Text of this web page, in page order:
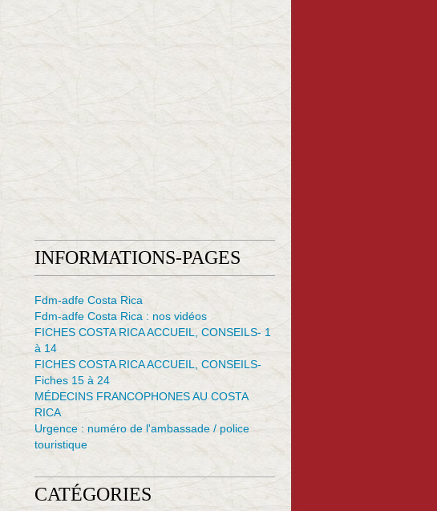
INFORMATIONS-PAGES
Fdm-adfe Costa Rica
Fdm-adfe Costa Rica : nos vidéos
FICHES COSTA RICA ACCUEIL, CONSEILS- 1
à 14
FICHES COSTA RICA ACCUEIL, CONSEILS-
Fiches 15 à 24
MÉDECINS FRANCOPHONES AU COSTA
RICA
Urgence : numéro de l'ambassade / police
touristique
CATÉGORIES